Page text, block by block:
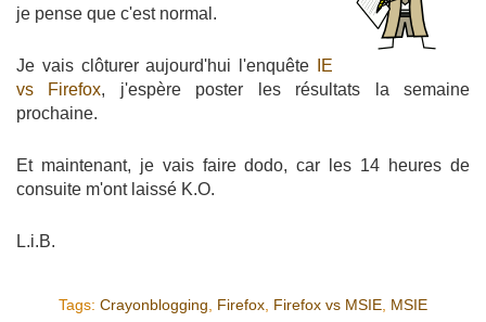
je pense que c'est normal.
Je vais clôturer aujourd'hui l'enquête
IE
vs Firefox, j'espère poster les résultats la semaine
prochaine.
Et maintenant, je vais faire dodo, car les 14 heures de
consuite m'ont laissé K.O.
L.i.B.
Tags: Crayonblogging Firefox Firefox vs MSIE MSIE